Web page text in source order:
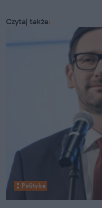
Czytaj także:
Polityka